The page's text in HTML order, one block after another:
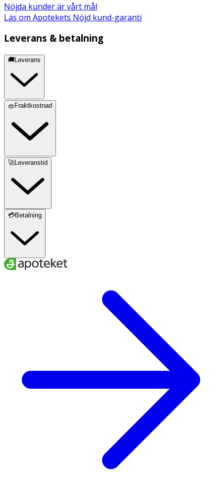
Nöjda kunder är vårt mål
Läs om Apotekets Nöjd kund-garanti
Leverans & betalning
🚚Leverans
🧺Fraktkostnad
🚀Leveranstid
💳Betalning